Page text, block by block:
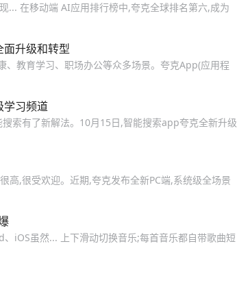
... 在移动端 AI应用排行榜中,夸克全球排名第六,成为
升级和转型
教育学习、职场办公等众多场景。夸克App(应用程
学习频道
索有了新解法。10月15日,智能搜索app夸克全新升级
高,很受欢迎。近期,夸克发布全新PC端,系统级全场景
虽然... 上下滑动切换音乐;每首音乐都自带歌曲短